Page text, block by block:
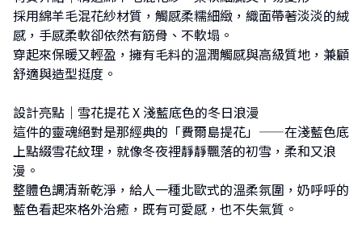
採用綿羊毛混花紗材質，觸感柔糯細緻，織面帶著淡淡的絨
感，手感柔軟卻依然有筋骨、不軟塌。
穿起來保暖又輕盈，擁有毛料的溫潤觸感與高級質地，兼顧
舒適與造型挺度。
設計亮點｜雪花提花 X 淺藍底色的冬日浪漫
這件的靈魂絕對是那經典的「費爾島提花」——在淺藍色底
上點綴雪花紋理，就像冬夜裡靜靜飄落的初雪，柔和又浪
漫。
整體色調清新乾淨，給人一種北歐式的溫柔氛圍，奶呼呼的
藍色看起來格外治癒，既有可愛感，也不失氣質。